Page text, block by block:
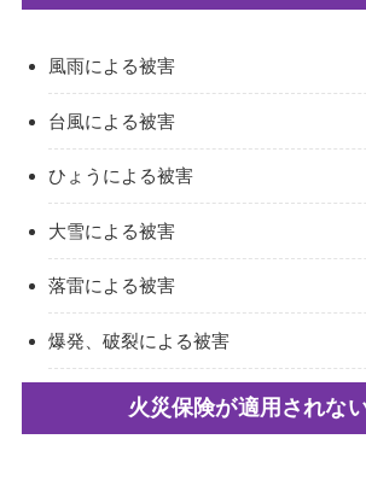
風雨による被害
台風による被害
ひょうによる被害
大雪による被害
落雷による被害
爆発、破裂による被害
火災保険が適用されな